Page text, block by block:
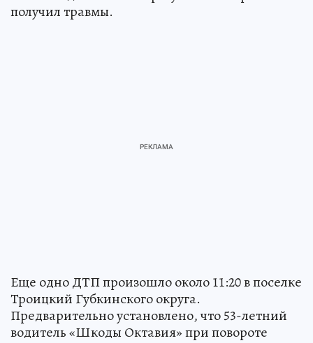
получил травмы.
Еще одно ДТП произошло около 11:20 в поселке
Троицкий Губкинского округа.
Предварительно установлено, что 53-летний
водитель «Шкоды Октавия» при повороте